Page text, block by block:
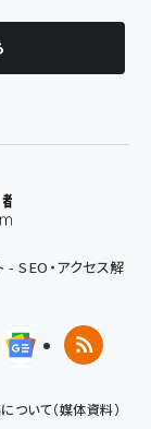
- SEO・アクセス解
Googleニュ
RSS
ついて（媒体資料）